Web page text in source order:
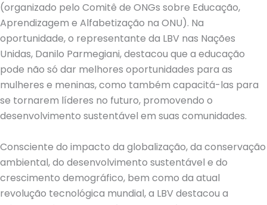
(organizado pelo Comitê de ONGs sobre Educação,
Aprendizagem e Alfabetização na ONU). Na
oportunidade, o representante da LBV nas Nações
Unidas, Danilo Parmegiani, destacou que a educação
pode não só dar melhores oportunidades para as
mulheres e meninas, como também capacitá-las para
se tornarem líderes no futuro, promovendo o
desenvolvimento sustentável em suas comunidades.
Consciente do impacto da globalização, da conservação
ambiental, do desenvolvimento sustentável e do
crescimento demográfico, bem como da atual
revolução tecnológica mundial, a LBV destacou a